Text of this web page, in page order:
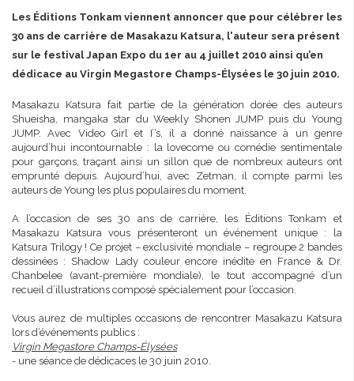
Les Éditions Tonkam viennent annoncer que pour célébrer les
30 ans de carrière de Masakazu Katsura, l'auteur sera présent
sur le festival Japan Expo du 1er au 4 juillet 2010 ainsi qu’en
dédicace au Virgin Megastore Champs-Élysées le 30 juin 2010.
Masakazu Katsura fait partie de la génération dorée des auteurs
Shueisha, mangaka star du Weekly Shonen JUMP puis du Young
JUMP. Avec Video Girl et I’’s, il a donné naissance à un genre
aujourd’hui incontournable : la lovecome ou comédie sentimentale
pour garçons, traçant ainsi un sillon que de nombreux auteurs ont
emprunté depuis. Aujourd’hui, avec Zetman, il compte parmi les
auteurs de Young les plus populaires du moment.
A l’occasion de ses 30 ans de carrière, les Éditions Tonkam et
Masakazu Katsura vous présenteront un événement unique : la
Katsura Trilogy ! Ce projet – exclusivité mondiale – regroupe 2 bandes
dessinées : Shadow Lady couleur encore inédite en France & Dr.
Chanbelee (avant-première mondiale), le tout accompagné d’un
recueil d’illustrations composé spécialement pour l’occasion.
Vous aurez de multiples occasions de rencontrer Masakazu Katsura
lors d’événements publics :
Virgin Megastore Champs-Élysées
- une séance de dédicaces le 30 juin 2010.